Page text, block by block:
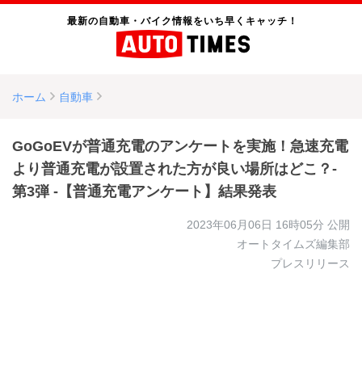
最新の自動車・バイク情報をいち早くキャッチ！
ホーム 自動車
GoGoEVが普通充電のアンケートを実施！急速充電
より普通充電が設置された方が良い場所はどこ？-
第3弾 -【普通充電アンケート】結果発表
2023年06月06日 16時05分 公開
オートタイムズ編集部
プレスリリース